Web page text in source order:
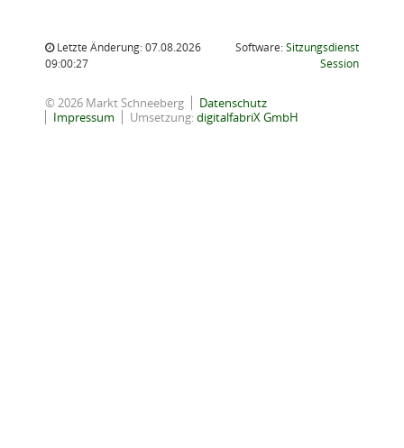
Letzte Änderung: 07.08.2026
09:00:27
Software:Sitzungsdienst
Session(Wird in
© 2026 Markt Schneeberg
Datenschutz
Impressum
Umsetzung:digitalfabriX GmbH